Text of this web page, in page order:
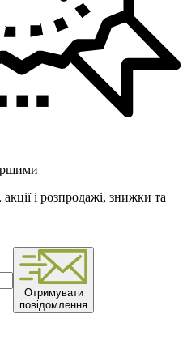
і розпродажі, знижки та
Отримувати
повідомлення